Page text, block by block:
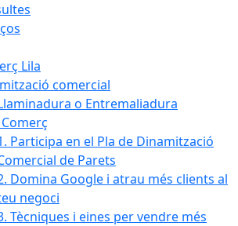
Lila
comercial
o Entremaliadura
Participa en el Pla de Dinamització
de Parets
Domina Google i atrau més clients al
negoci
Tècniques i eines per vendre més